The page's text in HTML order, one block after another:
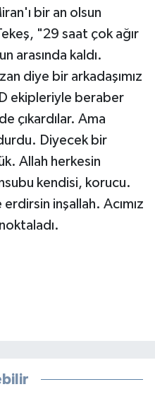
bir an olsun
"29 saat çok ağır
arasında kaldı.
diye bir arkadaşımız
ekipleriyle beraber
çıkardılar. Ama
Diyecek bir
Allah herkesin
kendisi, korucu.
inşallah. Acımız